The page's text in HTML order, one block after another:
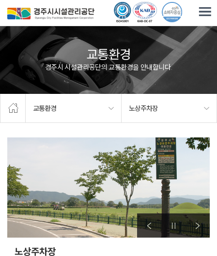
교통환경
경주시 시설관리공단의 교통환경을 안내합니다.
교통환경 노상주차장
노상주차장